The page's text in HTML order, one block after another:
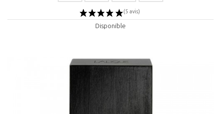
Disponible